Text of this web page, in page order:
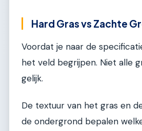
Hard Gras vs Zachte
Voordat je naar de
het veld begrijpen. Niet alle
gelijk.
De textuur van het gras en
de ondergrond bepalen